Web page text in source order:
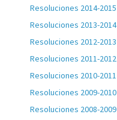
Resoluciones 2014-2015
Resoluciones 2013-2014
Resoluciones 2012-2013
Resoluciones 2011-2012
Resoluciones 2010-2011
Resoluciones 2009-2010
Resoluciones 2008-2009